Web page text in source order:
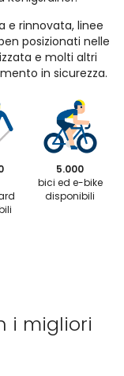
e rinnovata, linee
posizionati nelle
e molti altri
in sicurezza.
5.000
bici ed e-bike
disponibili
i migliori